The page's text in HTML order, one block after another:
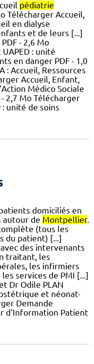
pédiatrie
Télécharger Accueil,
en dialyse
et de leurs [...]
- 2,6 Mo
: unité
en danger PDF - 1,0
: Accueil, Ressources
Accueil, Enfant,
Médico Sociale
- 2,7 Mo Télécharger
unité de soins
domiciliés en
autour de Montpellier.
(tous les
du patient) [...]
des intervenants
traitant, les
les infirmiers
services de PMI [...]
Dr Odile PLAN
et néonat-
Demande
d'Information Patient